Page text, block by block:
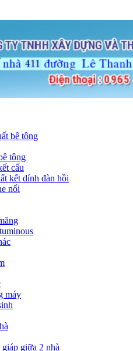
bê tông
tông
cấu
kết dính đàn hồi
nối
máy
giữa 2 nhà